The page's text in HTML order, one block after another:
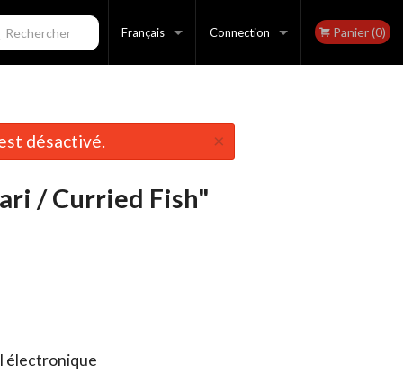
Français
English
Connection Panier (0)
désactivé. ×
/ Curried Fish"
électronique